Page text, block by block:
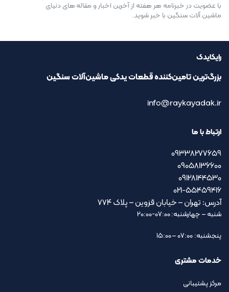
با عضویت در خبرنامه هر هفته از آخرین اخبار و مقاله های دنیای
ماشین آلات سنگین با خبر شوید.
رایکایدک
بزرگ‌ترین تامین‌کننده قطعات یدکی ماشین‌آلات سنگین
info@raykayadak.ir
ارتباط با ما
09338277659
09058136600
09128144530
021-55459416
آدرس: تهران – خیابان قزوین – پلاک ۷۷۴
شنبه – چهارشنبه: 07:00-20:00
پنجشنبه: 07:00 – 15:00
خدمات مشتری
مرکز پشتیبانی